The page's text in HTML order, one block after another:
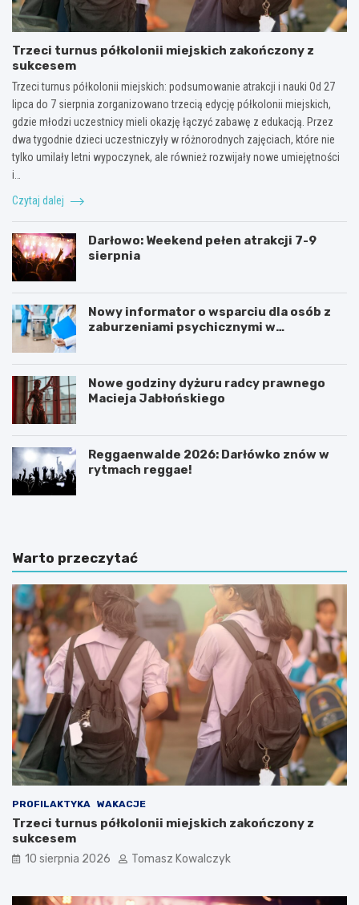
Trzeci turnus półkolonii miejskich zakończony z
sukcesem
Trzeci turnus półkolonii miejskich: podsumowanie atrakcji i nauki Od 27
lipca do 7 sierpnia zorganizowano trzecią edycję półkolonii miejskich,
gdzie młodzi uczestnicy mieli okazję łączyć zabawę z edukacją. Przez
dwa tygodnie dzieci uczestniczyły w różnorodnych zajęciach, które nie
tylko umilały letni wypoczynek, ale również rozwijały nowe umiejętności
i…
Czytaj dalej
Darłowo: Weekend pełen atrakcji 7-9
sierpnia
Nowy informator o wsparciu dla osób z
zaburzeniami psychicznymi w
Nowe godziny dyżuru radcy prawnego
Macieja Jabłońskiego
Reggaenwalde 2026: Darłówko znów w
rytmach reggae!
Warto przeczytać
PROFILAKTYKA WAKACJE
Trzeci turnus półkolonii miejskich zakończony z
sukcesem
10 sierpnia 2026 Tomasz Kowalczyk